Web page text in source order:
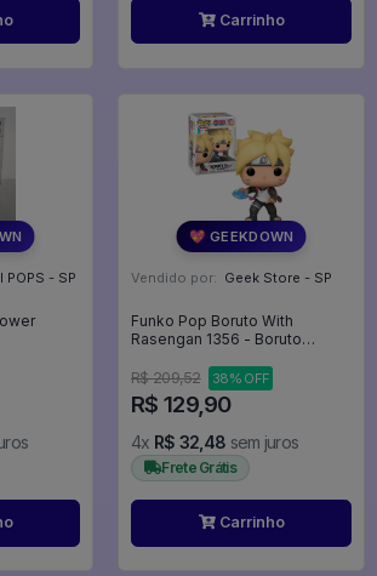
Carrinho
POPS - SP
💖 GEEKDOWN
Vendido por: Geek Store - SP
Funko Pop Boruto With
Rasengan 1356 - Boruto
#1356
R$ 209,52 38% OFF
R$ 129,90
4x R$ 32,48 sem juros
Frete Grátis
Carrinho